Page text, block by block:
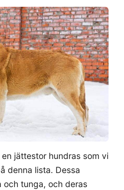
jättestor hundras som vi
denna lista. Dessa
och tunga, och deras